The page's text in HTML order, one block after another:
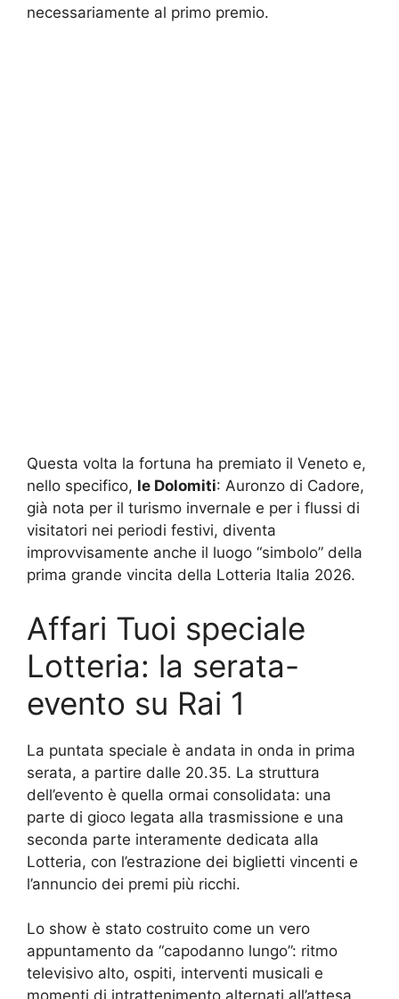
necessariamente al primo premio.
Questa volta la fortuna ha premiato il Veneto e,
nello specifico, le Dolomiti: Auronzo di Cadore,
già nota per il turismo invernale e per i flussi di
visitatori nei periodi festivi, diventa
improvvisamente anche il luogo “simbolo” della
prima grande vincita della Lotteria Italia 2026.
Affari Tuoi speciale
Lotteria: la serata-
evento su Rai 1
La puntata speciale è andata in onda in prima
serata, a partire dalle 20.35. La struttura
dell’evento è quella ormai consolidata: una
parte di gioco legata alla trasmissione e una
seconda parte interamente dedicata alla
Lotteria, con l’estrazione dei biglietti vincenti e
l’annuncio dei premi più ricchi.
Lo show è stato costruito come un vero
appuntamento da “capodanno lungo”: ritmo
televisivo alto, ospiti, interventi musicali e